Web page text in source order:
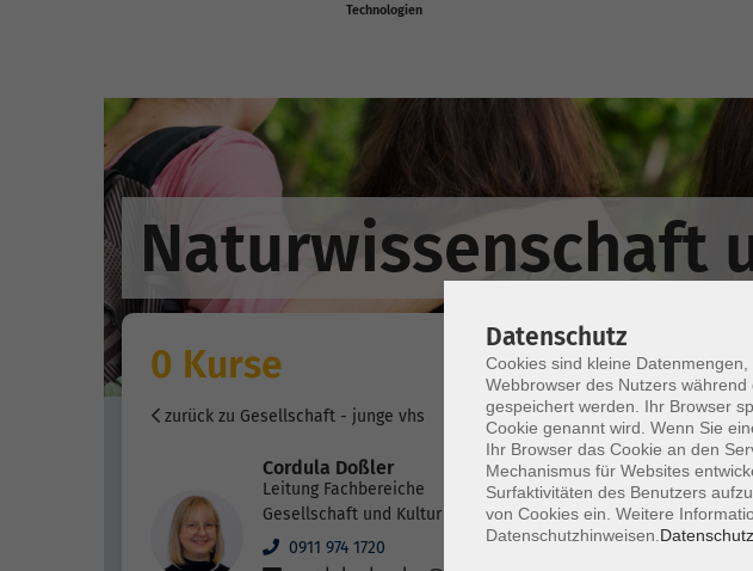
Technologien
Naturwissenschaft
0 Kurse
zurück zu Gesellschaft - junge vhs
Cordula Doßler
Leitung Fachbereiche
Gesellschaft und Kultur
0911 974 1720
Wochentage
nur buchbare
Datenschutz
Cookies sind kleine
Webbrowser des Nutzers
gespeichert werden. Ihr Browser
Cookie genannt wird. Wenn Sie
Ihr Browser das Cookie an den
Mechanismus für Websites
Surfaktivitäten des Benutzers
von Cookies ein. Weitere
Datenschutzhinweisen. Datenschutz